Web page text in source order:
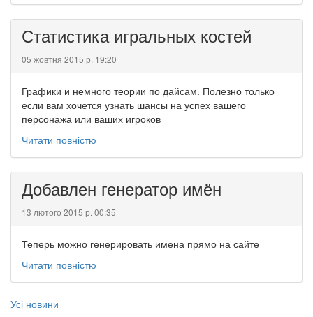
Статистика игральных костей
05 жовтня 2015 р. 19:20
Графики и немного теории по дайсам. Полезно только
если вам хочется узнать шансы на успех вашего
персонажа или ваших игроков
Читати повністю
Добавлен генератор имён
13 лютого 2015 р. 00:35
Теперь можно генерировать имена прямо на сайте
Читати повністю
Усі новини